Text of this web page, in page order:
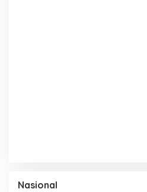
Nasional